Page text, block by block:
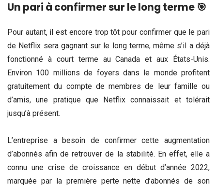
Un pari à confirmer sur le long terme 🎯
Pour autant, il est encore trop tôt pour confirmer que le pari
de Netflix sera gagnant sur le long terme, même s’il a déjà
fonctionné à court terme au Canada et aux États-Unis.
Environ 100 millions de foyers dans le monde profitent
gratuitement du compte de membres de leur famille ou
d’amis, une pratique que Netflix connaissait et tolérait
jusqu’à présent.
L’entreprise a besoin de confirmer cette augmentation
d’abonnés afin de retrouver de la stabilité. En effet, elle a
connu une crise de croissance en début d’année 2022,
marquée par la première perte nette d’abonnés de son